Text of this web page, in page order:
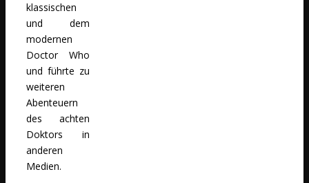
klassischen
und dem
modernen
Doctor Who
und führte zu
weiteren
Abenteuern
des achten
Doktors in
anderen
Medien.